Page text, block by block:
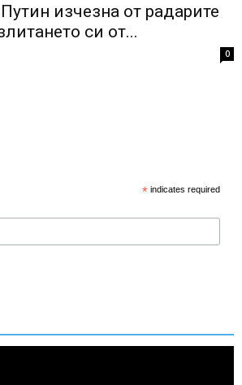
изчезна от радарите
си от...
0
* indicates required